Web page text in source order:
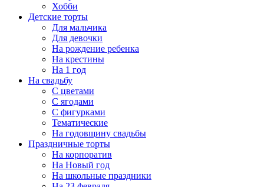
Хобби
Детские торты
Для мальчика
Для девочки
На рождение ребенка
На крестины
На 1 год
На свадьбу
С цветами
С ягодами
С фигурками
Тематические
На годовщину свадьбы
Праздничные торты
На корпоратив
На Новый год
На школьные праздники